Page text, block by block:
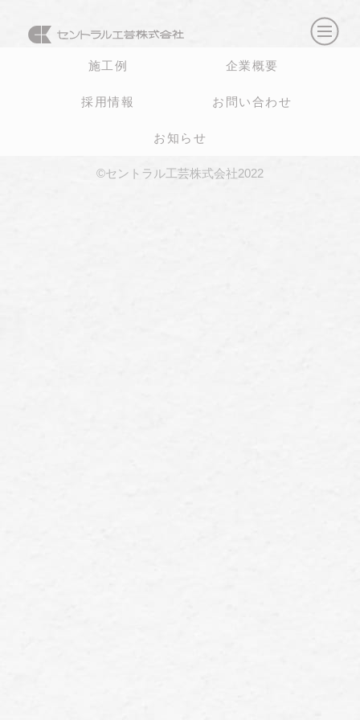
施工例 企業概要
採用情報 お問い合わせ
お知らせ
©セントラル工芸株式会社2022